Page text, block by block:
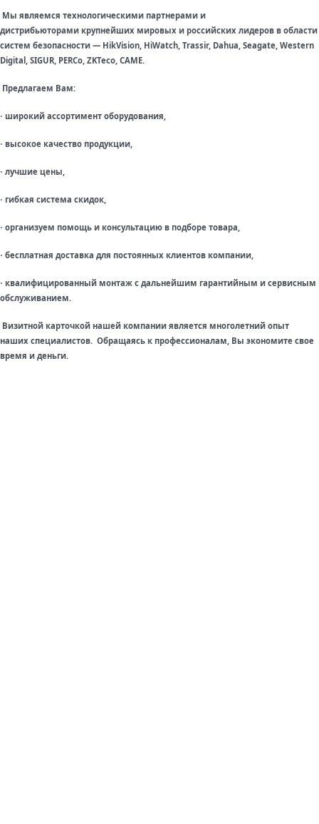
Мы являемся технологическими партнерами и
дистрибьюторами крупнейших мировых и российских лидеров в области
систем безопасности — HikVision, HiWatch, Trassir, Dahua, Seagate, Western
Digital, SIGUR, PERCo, ZKTeco, CAME.
Предлагаем Вам:
· широкий ассортимент оборудования,
· высокое качество продукции,
· лучшие цены,
· гибкая система скидок,
· организуем помощь и консультацию в подборе товара,
· бесплатная доставка для постоянных клиентов компании,
· квалифицированный монтаж с дальнейшим гарантийным и сервисным
обслуживанием.
Визитной карточкой нашей компании является многолетний опыт
наших специалистов. Обращаясь к профессионалам, Вы экономите свое
время и деньги.